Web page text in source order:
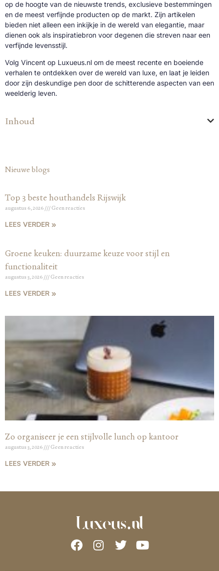
op de hoogte van de nieuwste trends, exclusieve bestemmingen
en de meest verfijnde producten op de markt. Zijn artikelen
bieden niet alleen een inkijkje in de wereld van elegantie, maar
dienen ook als inspiratiebron voor degenen die streven naar een
verfijnde levensstijl.
Volg Vincent op Luxueus.nl om de meest recente en boeiende
verhalen te ontdekken over de wereld van luxe, en laat je leiden
door zijn deskundige pen door de schitterende aspecten van een
weelderig leven.
Inhoud
Nieuwe blogs
Top 3 beste houthandels Rijswijk
augustus 6, 2026 Geen reacties
LEES VERDER »
Groene keuken: duurzame keuze voor stijl en
functionaliteit
augustus 3, 2026 Geen reacties
LEES VERDER »
Zo organiseer je een stijlvolle lunch op kantoor
augustus 3, 2026 Geen reacties
LEES VERDER »